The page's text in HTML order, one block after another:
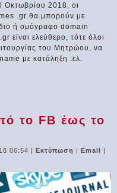
Οκτωβρίου 2018, οι
.gr θα μπορούν με
ή ομόγραφο domain
είναι ελεύθερο, τότε όλοι
του Μητρώου, να
με κατάληξη .ελ.
το FB έως το
06:54 |Εκτύπωση |Email |